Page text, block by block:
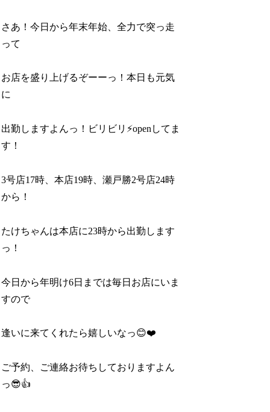
さあ！今日から年末年始、全力で突っ走
って
お店を盛り上げるぞーーっ！本日も元気
に
出勤しますよんっ！ビリビリ⚡️openしてま
す！
3号店17時、本店19時、瀬戸勝2号店24時
から！
たけちゃんは本店に23時から出勤します
っ！
今日から年明け6日までは毎日お店にいま
すので
逢いに来てくれたら嬉しいなっ😊❤️
ご予約、ご連絡お待ちしておりますよん
っ😎👍